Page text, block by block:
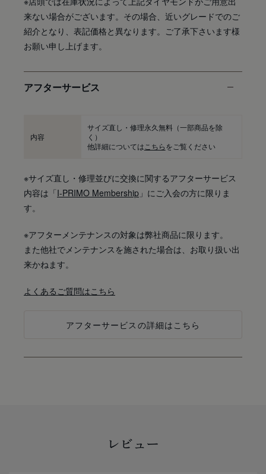
来ない場合がございます。その場合、近いグレードでのご
紹介となり、表記価格と異なります。ご了承下さいます様
お願い申し上げます。
アフターサービス
内容
サイズ直し・修理永久無料（一部商品を除
く）
他詳細については こちらをご覧ください
※サイズ直し・修理並びに交換に関するアフターサービス
内容は「I-PRIMO Membership 」にご入会の方に限りま
す。
※アフターメンテナンスの対象は弊社商品に限ります。
また他社でメンテナンスを施された場合は、お取り扱い出
来かねます。
よくあるご質問はこちら
アフターサービスの詳細はこちら
レビュー